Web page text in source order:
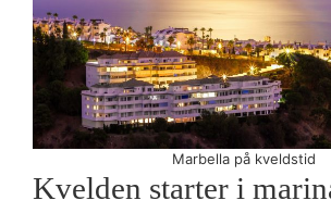
Marbella på kveldstid
Kvelden starter i